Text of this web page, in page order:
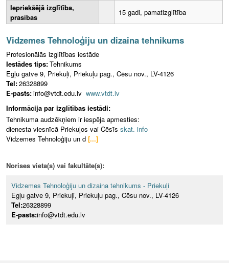
Iepriekšējā izglītība,
prasības
15 gadi, pamatizglītība
Vidzemes Tehnoloģiju un dizaina tehnikums
Profesionālās izglītības iestāde
Iestādes tips:Tehnikums
Egļu gatve 9, Priekuļi, Priekuļu pag., Cēsu nov., LV-4126
Tel:26328899
E-pasts:info@vtdt.edu.lv www.vtdt.lv
Informācija par izglītības iestādi:
Tehnikuma audzēkņiem ir iespēja apmesties:
dienesta viesnīcā Priekuļos vai Cēsīs skat. info
Vidzemes Tehnoloģiju un d [...]
Norises vieta(s) vai fakultāte(s):
Vidzemes Tehnoloģiju un dizaina tehnikums - Priekuļi
Egļu gatve 9, Priekuļi, Priekuļu pag., Cēsu nov., LV-4126
Tel:26328899
E-pasts:info@vtdt.edu.lv